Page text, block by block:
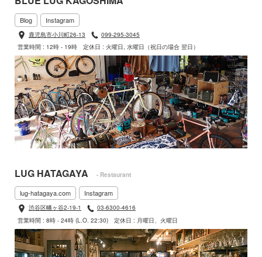
Blog Instagram
鹿児島市小川町26-13
099-295-3045
営業時間 : 12時 - 19時
定休日 : 火曜日, 水曜日（祝日の場合 翌日）
LUG HATAGAYA - Restaurant
lug-hatagaya.com Instagram
渋谷区幡ヶ谷2-19-1
03-6300-4616
営業時間 : 8時 - 24時 (L.O. 22:30)
定休日 : 月曜日、火曜日